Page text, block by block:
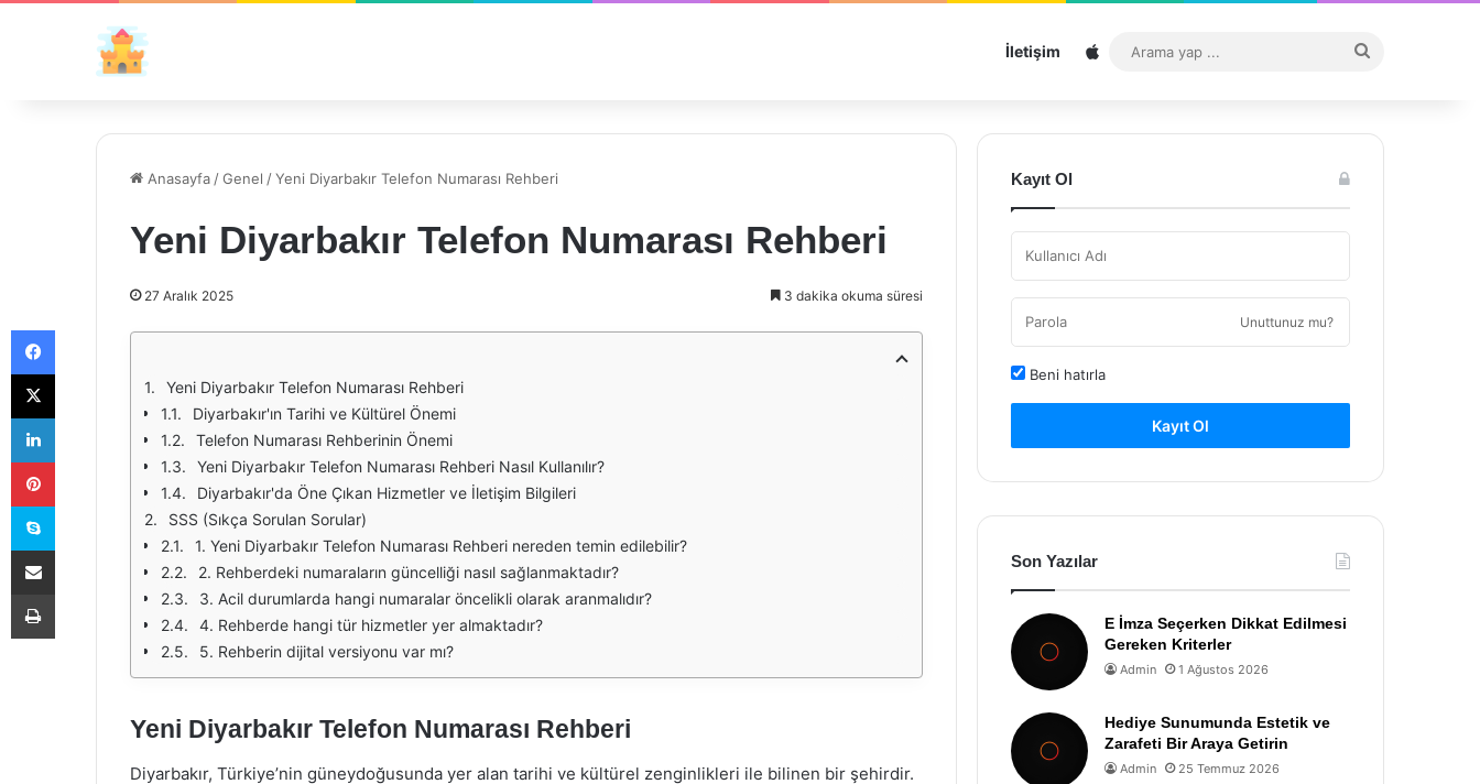
İletişim Sitemap
...
Anasayfa /Genel /Yeni Diyarbakır Telefon Numarası Rehberi
Yeni Diyarbakır Telefon Numarası Rehberi
27 Aralık 2025 3 dakika okuma süresi
Yeni Diyarbakır Telefon Numarası Rehberi
Diyarbakır'ın Tarihi ve Kültürel Önemi
Telefon Numarası Rehberinin Önemi
Yeni Diyarbakır Telefon Numarası Rehberi Nasıl Kullanılır?
Diyarbakır'da Öne Çıkan Hizmetler ve İletişim Bilgileri
SSS (Sıkça Sorulan Sorular)
1. Yeni Diyarbakır Telefon Numarası Rehberi nereden temin edilebilir?
2. Rehberdeki numaraların güncelliği nasıl sağlanmaktadır?
3. Acil durumlarda hangi numaralar öncelikli olarak aranmalıdır?
4. Rehberde hangi tür hizmetler yer almaktadır?
5. Rehberin dijital versiyonu var mı?
Yeni Diyarbakır Telefon Numarası Rehberi
Diyarbakır, Türkiye’nin güneydoğusunda yer alan tarihi ve kültürel zenginlikleri ile bilinen bir şehirdir.
Kayıt Ol
Unuttunuz mu?
Beni hatırla
Kayıt Ol
Son Yazılar
E İmza Seçerken Dikkat Edilmesi
Gereken Kriterler
Admin 1 Ağustos 2026
Hediye Sunumunda Estetik ve
Zarafeti Bir Araya Getirin
Admin 25 Temmuz 2026
Facebook
X
LinkedIn
Pinterest
Skype
E-Posta ile paylaş